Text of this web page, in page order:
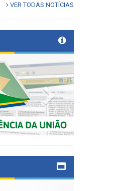
VER TODAS NOTÍCIAS
Next